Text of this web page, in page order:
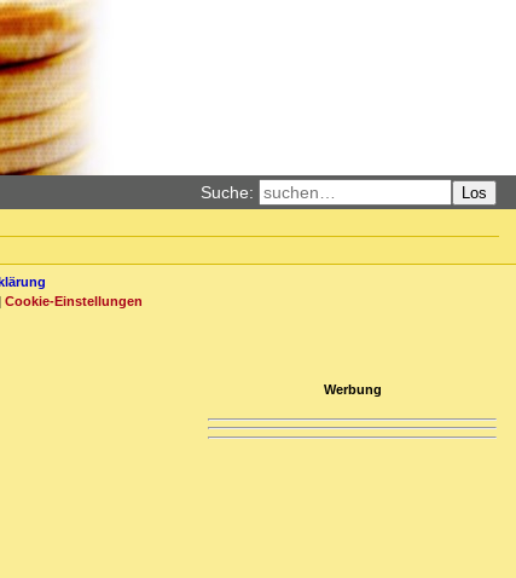
Suche: Los
Cookie-Einstellungen
Werbung